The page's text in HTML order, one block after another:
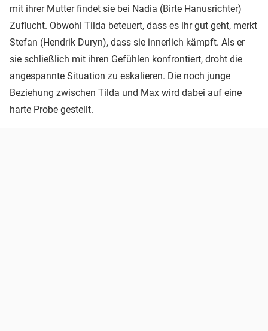
mit ihrer Mutter findet sie bei Nadia (Birte Hanusrichter)
Zuflucht. Obwohl Tilda beteuert, dass es ihr gut geht, merkt
Stefan (Hendrik Duryn), dass sie innerlich kämpft. Als er
sie schließlich mit ihren Gefühlen konfrontiert, droht die
angespannte Situation zu eskalieren. Die noch junge
Beziehung zwischen Tilda und Max wird dabei auf eine
harte Probe gestellt.